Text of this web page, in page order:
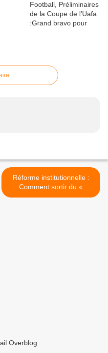
Réforme institutionnelle :
Comment sortir du «
dialogue de sourds » ? >
Overblog